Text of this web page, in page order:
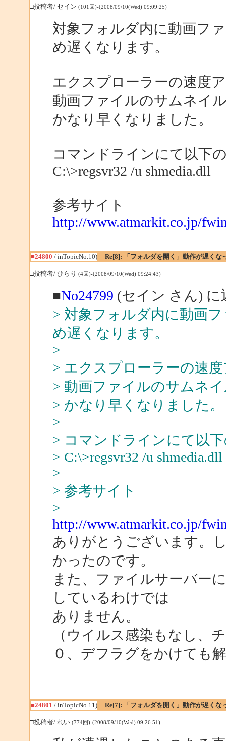
□投稿者/ セイン (101回)-(2008/09/10(Wed) 09:09:25)
対象フォルダ内に動画フ
め遅くなります。
エクスプローラーの速度
動画ファイルのサムネイ
かなり早くなりました。
コマンドラインにて以下
C:\>regsvr32 /u shmedia.dll
参考サイト
http://www.atmarkit.co.jp/
■24800 / inTopicNo.10) Re[8]: 「フォルダを開く」動作が遅くな
□投稿者/ ひらり (4回)-(2008/09/10(Wed) 09:24:43)
■No24799 (セイン さん) に
> 対象フォルダ内に動画
め遅くなります。
>
> エクスプローラーの速
> 動画ファイルのサムネ
> かなり早くなりました。
>
> コマンドラインにて以
> C:\>regsvr32 /u shmedia.dll
>
> 参考サイト
>
http://www.atmarkit.co.jp/
ありがとうございます。
かったのです。
また、ファイルサーバー
しているわけでは
ありません。
（ウイルス感染もなし、
０、デフラグをかけても
■24801 / inTopicNo.11) Re[7]: 「フォルダを開く」動作が遅くな
□投稿者/ れい (774回)-(2008/09/10(Wed) 09:26:51)